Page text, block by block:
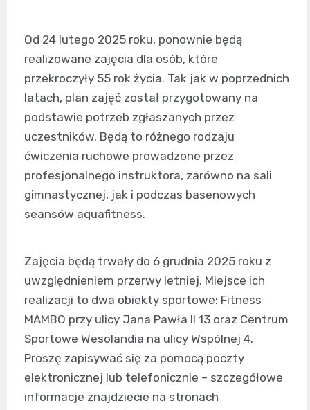
Od 24 lutego 2025 roku, ponownie będą
realizowane zajęcia dla osób, które
przekroczyły 55 rok życia. Tak jak w poprzednich
latach, plan zajęć został przygotowany na
podstawie potrzeb zgłaszanych przez
uczestników. Będą to różnego rodzaju
ćwiczenia ruchowe prowadzone przez
profesjonalnego instruktora, zarówno na sali
gimnastycznej, jak i podczas basenowych
seansów aquafitness.
Zajęcia będą trwały do 6 grudnia 2025 roku z
uwzględnieniem przerwy letniej. Miejsce ich
realizacji to dwa obiekty sportowe: Fitness
MAMBO przy ulicy Jana Pawła II 13 oraz Centrum
Sportowe Wesolandia na ulicy Wspólnej 4.
Proszę zapisywać się za pomocą poczty
elektronicznej lub telefonicznie – szczegółowe
informacje znajdziecie na stronach